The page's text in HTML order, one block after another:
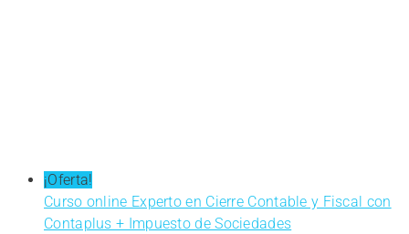
¡Oferta!
Curso online Experto en Cierre Contable y Fiscal con
Contaplus + Impuesto de Sociedades